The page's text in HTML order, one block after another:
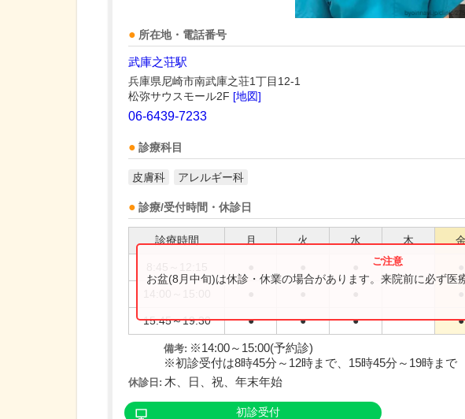
所在地・電話番号
武庫之荘駅
兵庫県尼崎市南武庫之荘1丁目12-1
松弥サウスモール2F [地図]
06-6439-7233
診療科目
皮膚科 アレルギー科
診療/受付時間・休診日
診療時間 月 火 水 木 金
15:45～19:30 ● ● ● ●
お盆(8月中旬)は休診・休業の場合があります。来院前に必ず医
備考: ※14:00～15:00(予約診)
※初診受付は8時45分～12時まで、15時45分～19時まで
休診日: 木、日、祝、年末年始
初診受付